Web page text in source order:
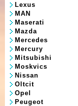
Lexus
MAN
Maserati
Mazda
Mercedes
Mercury
Mitsubishi
Moskvics
Nissan
Oltcit
Opel
Peugeot